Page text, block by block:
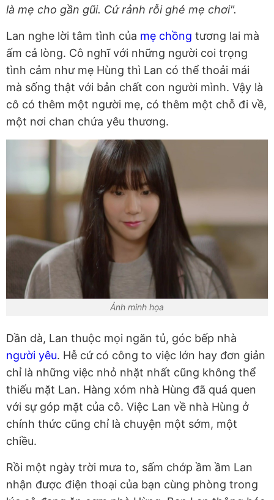
là mẹ cho gần gũi. Cứ rảnh rỗi ghé mẹ chơi".
Lan nghe lời tâm tình của mẹ chồng tương lai mà
ấm cả lòng. Cô nghĩ với những người coi trọng
tình cảm như mẹ Hùng thì Lan có thể thoải mái
mà sống thật với bản chất con người mình. Vậy là
cô có thêm một người mẹ, có thêm một chỗ đi về,
một nơi chan chứa yêu thương.
Ảnh minh họa
Dần dà, Lan thuộc mọi ngăn tủ, góc bếp nhà
người yêu. Hễ cứ có công to việc lớn hay đơn giản
chỉ là những việc nhỏ nhặt nhất cũng không thể
thiếu mặt Lan. Hàng xóm nhà Hùng đã quá quen
với sự góp mặt của cô. Việc Lan về nhà Hùng ở
chính thức cũng chỉ là chuyện một sớm, một
chiều.
Rồi một ngày trời mưa to, sấm chớp ầm ầm Lan
nhận được điện thoại của bạn cùng phòng trong